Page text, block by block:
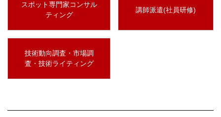
スポット専門家コンサル
ティング
講師派遣(社員研修)
技術動向調査・市場調
査・技術ライティング